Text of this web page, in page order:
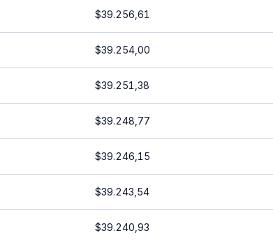
$39.256,61
$39.254,00
$39.251,38
$39.248,77
$39.246,15
$39.243,54
$39.240,93